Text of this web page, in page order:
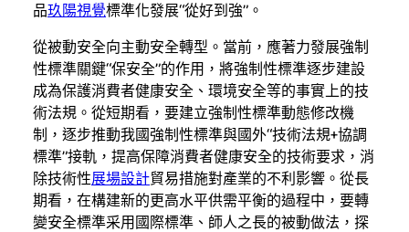
品玖陽視覺標準化發展“從好到強”。
從被動安全向主動安全轉型。當前，應著力發展強制
性標準關鍵“保安全”的作用，將強制性標準逐步建設
成為保護消費者健康安全、環境安全等的事實上的技
術法規。從短期看，要建立強制性標準動態修改機
制，逐步推動我國強制性標準與國外“技術法規+協調
標準”接軌，提高保障消費者健康安全的技術要求，消
除技術性展場設計貿易措施對產業的不利影響。從長
期看，在構建新的更高水平供需平衡的過程中，要轉
變安全標準采用國際標準、師人之長的被動做法，探